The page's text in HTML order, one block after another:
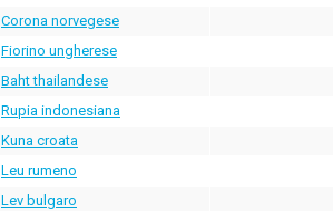
Corona norvegese
Fiorino ungherese
Baht thailandese
Rupia indonesiana
Kuna croata
Leu rumeno
Lev bulgaro